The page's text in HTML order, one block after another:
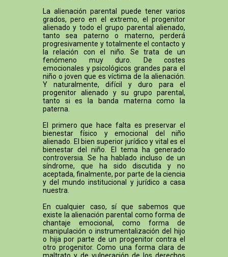
La alienación parental puede tener varios
grados, pero en el extremo, el progenitor
alienado y todo el grupo parental alienado,
tanto sea paterno o materno, perderá
progresivamente y totalmente el contacto y
la relación con el niño. Se trata de un
fenómeno muy duro. De costes
emocionales y psicológicos grandes para el
niño o joven que es víctima de la alienación.
Y naturalmente, difícil y duro para el
progenitor alienado y su grupo parental,
tanto si es la banda materna como la
paterna.
El primero que hace falta es preservar el
bienestar físico y emocional del niño
alienado. El bien superior jurídico y vital es el
bienestar del niño. El tema ha generado
controversia. Se ha hablado incluso de un
síndrome, que ha sido discutida y no
aceptada, finalmente, por parte de la ciencia
y del mundo institucional y jurídico a casa
nuestra.
En cualquier caso, sí que sabemos que
existe la alienación parental como forma de
chantaje emocional, como forma de
manipulación o instrumentalización del hijo
o hija por parte de un progenitor contra el
otro progenitor. Como una forma clara de